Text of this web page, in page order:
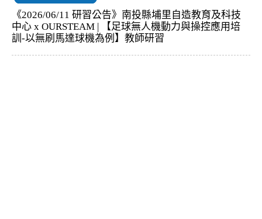
《2026/06/11 研習公告》南投縣埔里自造教育及科技
中心 x OURSTEAM | 【足球無人機動力與操控應用培
訓-以無刷馬達球機為例】教師研習